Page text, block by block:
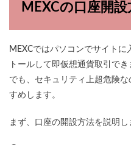
MEXCの口座開設
MEXCではパソコンでサイト
トールして即仮想通貨取引でき
でも、セキュリティ上超危険
すめします。
まず、口座の開設方法を説明し